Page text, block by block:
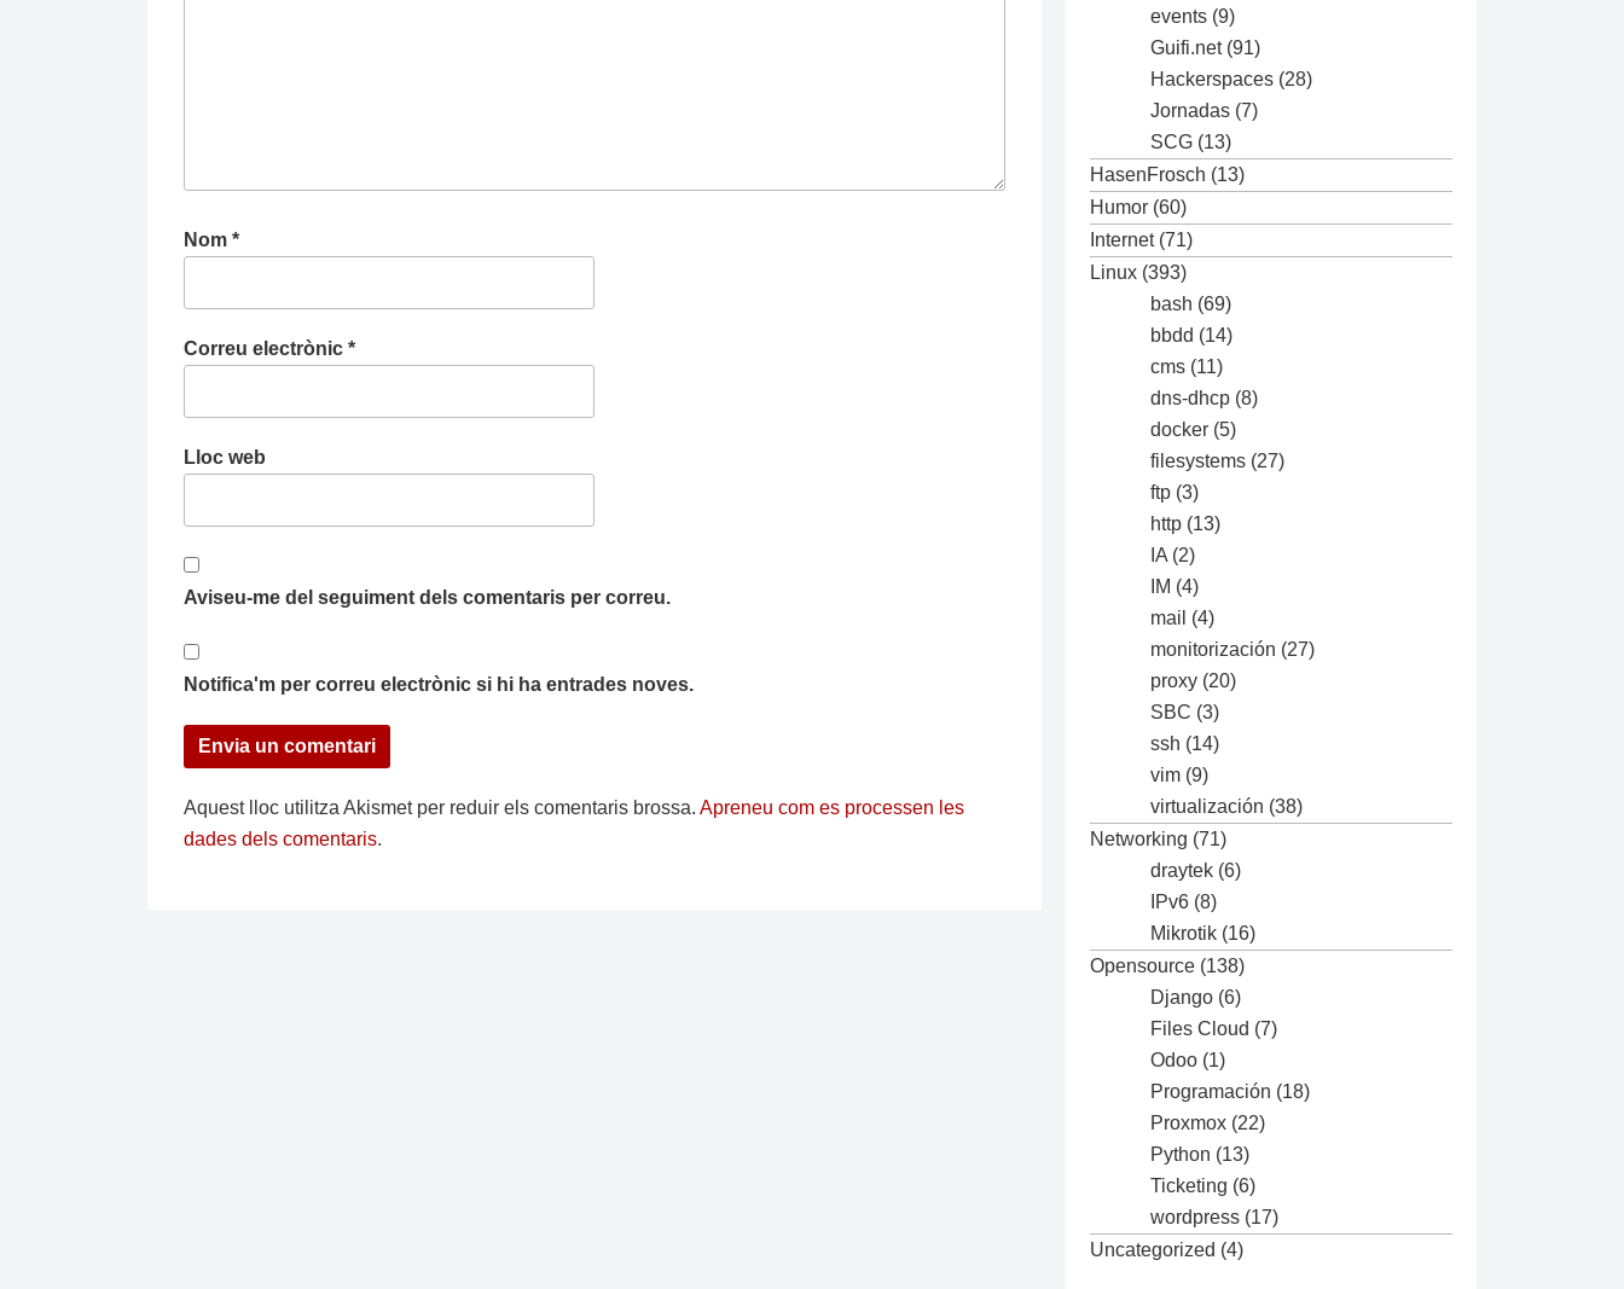
Nom *
Correu electrònic *
Lloc web
Aviseu-me del seguiment dels comentaris per correu.
Notifica'm per correu electrònic si hi ha entrades noves.
Aquest lloc utilitza Akismet per reduir els comentaris brossa. Apreneu com es processen les
dades dels comentaris.
events (9)
Guifi.net(91)
Hackerspaces (28)
Jornadas (7)
SCG (13)
HasenFrosch (13)
Humor (60)
Internet(71)
Linux (393)
bash (69)
bbdd (14)
cms (11)
dns-dhcp (8)
docker (5)
filesystems (27)
ftp (3)
http (13)
IA (2)
IM (4)
mail (4)
monitorización (27)
proxy (20)
SBC (3)
ssh (14)
vim (9)
virtualización (38)
Networking (71)
draytek (6)
IPv6 (8)
Mikrotik (16)
Opensource (138)
Django (6)
Files Cloud (7)
Odoo (1)
Programación (18)
Proxmox (22)
Python (13)
Ticketing (6)
wordpress (17)
Uncategorized (4)